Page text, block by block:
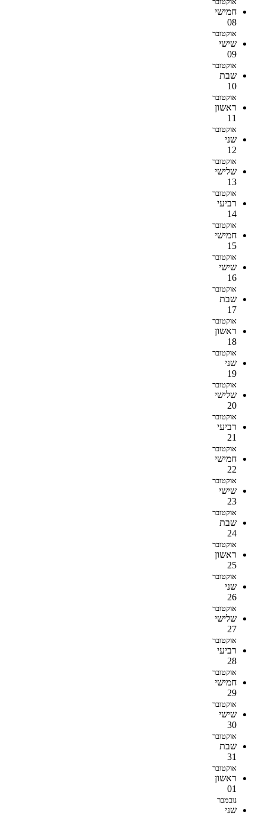
חמישי
08
אוקטובר
שישי
09
אוקטובר
שבת
10
אוקטובר
ראשון
11
אוקטובר
שני
12
אוקטובר
שלישי
13
אוקטובר
רביעי
14
אוקטובר
חמישי
15
אוקטובר
שישי
16
אוקטובר
שבת
17
אוקטובר
ראשון
18
אוקטובר
שני
19
אוקטובר
שלישי
20
אוקטובר
רביעי
21
אוקטובר
חמישי
22
אוקטובר
שישי
23
אוקטובר
שבת
24
אוקטובר
ראשון
25
אוקטובר
שני
26
אוקטובר
שלישי
27
אוקטובר
רביעי
28
אוקטובר
חמישי
29
אוקטובר
שישי
30
אוקטובר
שבת
31
אוקטובר
ראשון
01
נובמבר
שני